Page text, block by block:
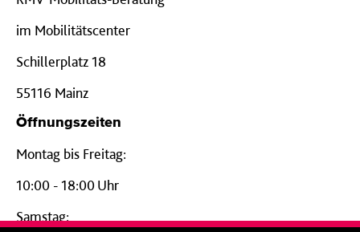
im Mobilitätscenter
Schillerplatz 18
55116 Mainz
Öffnungszeiten
Montag bis Freitag:
10:00 - 18:00 Uhr
Samstag: